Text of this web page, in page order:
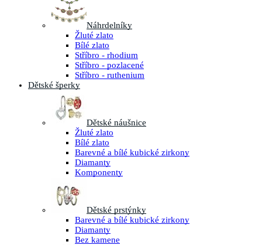
Náhrdelníky
Žluté zlato
Bílé zlato
Stříbro - rhodium
Stříbro - pozlacené
Stříbro - ruthenium
Dětské šperky
Dětské náušnice
Žluté zlato
Bílé zlato
Barevné a bílé kubické zirkony
Diamanty
Komponenty
Dětské prstýnky
Barevné a bílé kubické zirkony
Diamanty
Bez kamene